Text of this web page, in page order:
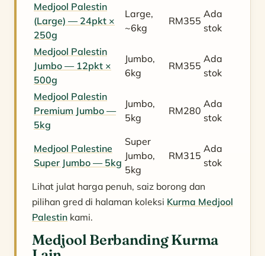
Medjool Palestin
(Large) — 24pkt ×
250g
Large,
~6kg
RM355
Ada
stok
Medjool Palestin
Jumbo — 12pkt ×
500g
Jumbo,
6kg
RM355
Ada
stok
Medjool Palestin
Premium Jumbo —
5kg
Jumbo,
5kg
RM280
Ada
stok
Medjool Palestine
Super Jumbo — 5kg
Super
Jumbo,
5kg
RM315
Ada
stok
Lihat julat harga penuh, saiz borong dan
pilihan gred di halaman koleksi Kurma Medjool
Palestin kami.
Medjool Berbanding Kurma